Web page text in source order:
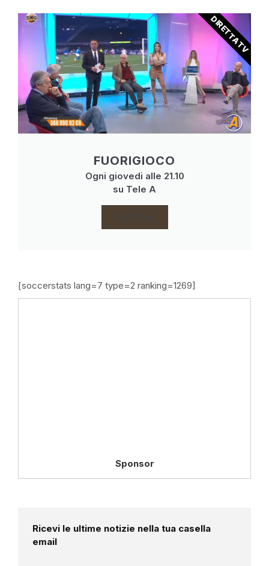
FUORIGIOCO
Ogni giovedi alle 21.10
su Tele A
CLICCA
DIRETTA TV
[soccerstats lang=7 type=2 ranking=1269]
Sponsor
Ricevi le ultime notizie nella tua casella
email